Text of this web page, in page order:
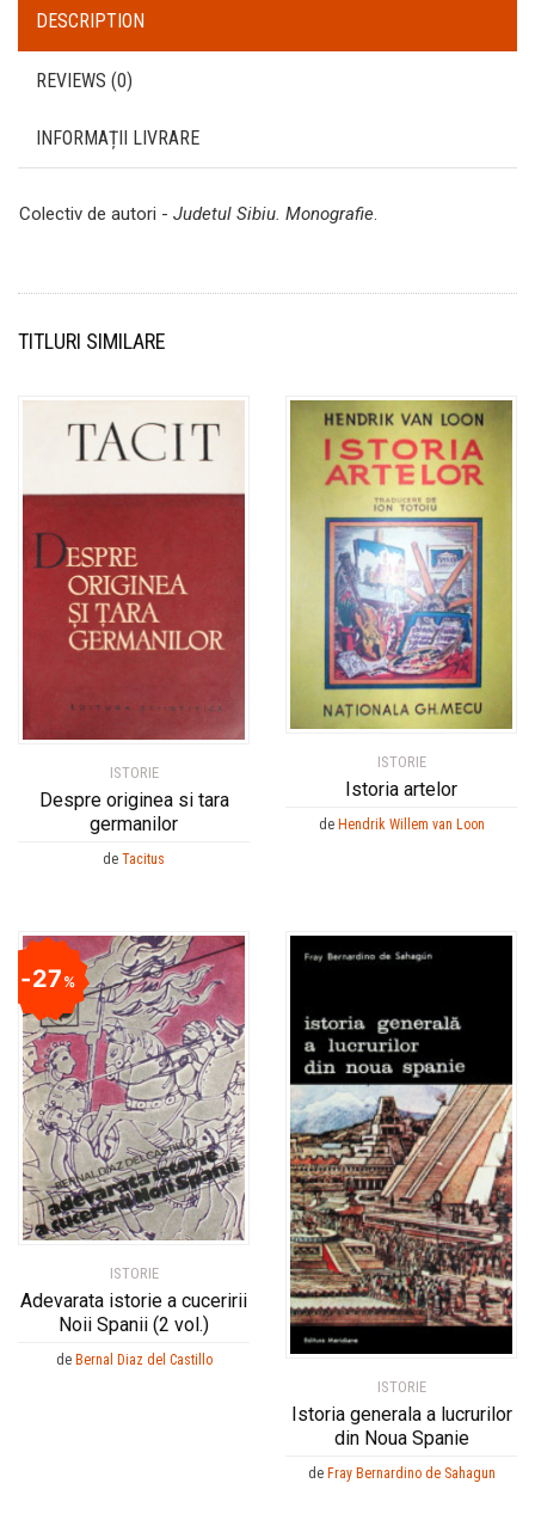
DESCRIPTION
REVIEWS (0)
INFORMAȚII LIVRARE
Colectiv de autori - Judetul Sibiu. Monografie.
TITLURI SIMILARE
ISTORIE
Despre originea si tara
germanilor
de Tacitus
ISTORIE
Istoria artelor
de Hendrik Willem van Loon
ISTORIE
Adevarata istorie a cuceririi
Noii Spanii (2 vol.)
27%
de Bernal Diaz del Castillo
ISTORIE
Istoria generala a lucrurilor
din Noua Spanie
de Fray Bernardino de Sahagun